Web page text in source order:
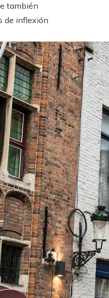
también
de inflexión